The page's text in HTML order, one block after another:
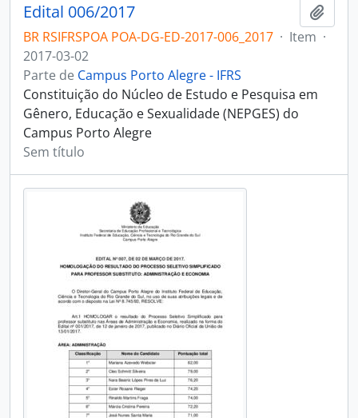
Edital 006/2017
BR RSIFRSPOA POA-DG-ED-2017-006_2017 · Item ·
2017-03-02
Parte de Campus Porto Alegre - IFRS
Constituição do Núcleo de Estudo e Pesquisa em
Gênero, Educação e Sexualidade (NEPGES) do
Campus Porto Alegre
Sem título